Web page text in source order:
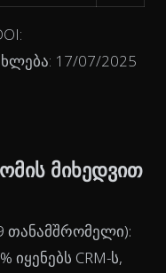
17/07/2025
მიხედვით
თანამშრომელი):
იყენებს CRM-ს,